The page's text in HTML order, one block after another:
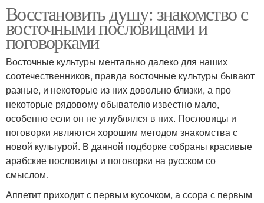
Восстановить душу: знакомство с
восточными пословицами и
поговорками
Восточные культуры ментально далеко для наших
соотечественников, правда восточные культуры бывают
разные, и некоторые из них довольно близки, а про
некоторые рядовому обывателю известно мало,
особенно если он не углублялся в них. Пословицы и
поговорки являются хорошим методом знакомства с
новой культурой. В данной подборке собраны красивые
арабские пословицы и поговорки на русском со
смыслом.
Аппетит приходит с первым кусочком, а ссора с первым